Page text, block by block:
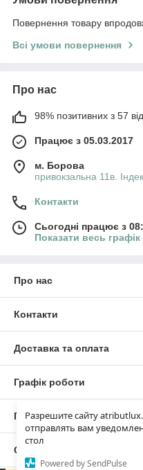
Разрешите сайту
отправлять вам
стол
Powered by SendPulse
Повернення товару
Всі умови повернення
Про нас
98% позитивних з 57
Працює з 05.03.2017
м. Борова
привокзальна 11в.
Контакти
Сьогодні працює з
Показати весь
Про нас
Контакти
Доставка та оплата
Графік роботи
Повна версія сайту
Сайт створено на